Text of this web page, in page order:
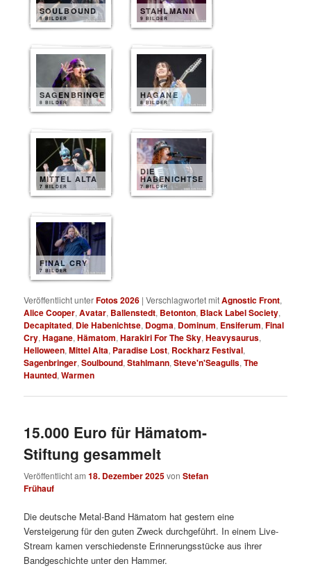
SOULBOUND
9 BILDER
STAHLMANN
9 BILDER
SAGENBRINGER
8 BILDER
HAGANE
8 BILDER
MITTEL ALTA
7 BILDER
DIE
HABENICHTSE
7 BILDER
FINAL CRY
7 BILDER
Veröffentlicht unterFotos 2026 |Verschlagwortet mitAgnostic Front,
Alice Cooper,Avatar, Ballenstedt, Betonton, Black Label Society,
Decapitated, Die Habenichtse, Dogma, Dominum, Ensiferum,Final
Cry,Hagane,Hämatom,Harakiri For The Sky,Heavysaurus,
Helloween,Mittel Alta, Paradise Lost, Rockharz Festival,
Sagenbringer,Soulbound,Stahlmann,Steve'n'Seagulls,The
Haunted,Warmen
15.000 Euro für Hämatom-
Stiftung gesammelt
Veröffentlicht am18. Dezember 2025vonStefan
Frühauf
Die deutsche Metal-Band Hämatom hat gestern eine
Versteigerung für den guten Zweck durchgeführt. In einem Live-
Stream kamen verschiedenste Erinnerungsstücke aus ihrer
Bandgeschichte unter den Hammer.